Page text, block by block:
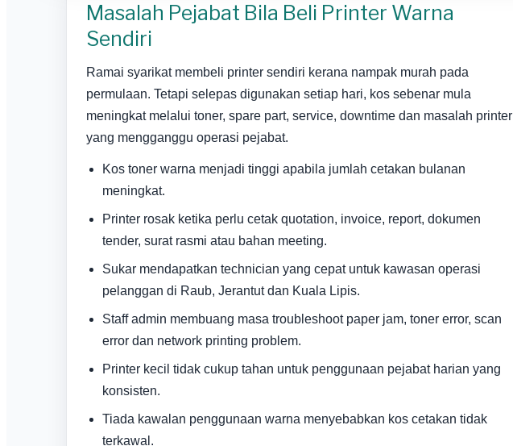
Masalah Pejabat Bila Beli Printer Warna
Sendiri
Ramai syarikat membeli printer sendiri kerana nampak murah pada
permulaan. Tetapi selepas digunakan setiap hari, kos sebenar mula
meningkat melalui toner, spare part, service, downtime dan masalah printer
yang mengganggu operasi pejabat.
Kos toner warna menjadi tinggi apabila jumlah cetakan bulanan
meningkat.
Printer rosak ketika perlu cetak quotation, invoice, report, dokumen
tender, surat rasmi atau bahan meeting.
Sukar mendapatkan technician yang cepat untuk kawasan operasi
pelanggan di Raub, Jerantut dan Kuala Lipis.
Staff admin membuang masa troubleshoot paper jam, toner error, scan
error dan network printing problem.
Printer kecil tidak cukup tahan untuk penggunaan pejabat harian yang
konsisten.
Tiada kawalan penggunaan warna menyebabkan kos cetakan tidak
terkawal.